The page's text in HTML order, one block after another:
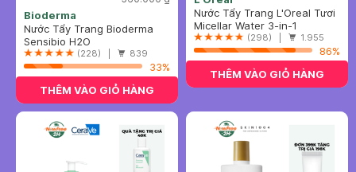
Bioderma
Nước Tẩy Trang Bioderma
Dành Cho Da Nhạy Cảm
500ml
Sensibio H2O
(228) | 839
33%
THÊM VÀO GIỎ HÀNG
Nước Tẩy Trang L'Oreal Tươi
Mát Cho Da Dầu, Hỗn Hợp
400ml
Micellar Water 3-in-1
Refreshing Even For
Sensitive Skin
(298) | 1.955
86%
THÊM VÀO GIỎ HÀNG